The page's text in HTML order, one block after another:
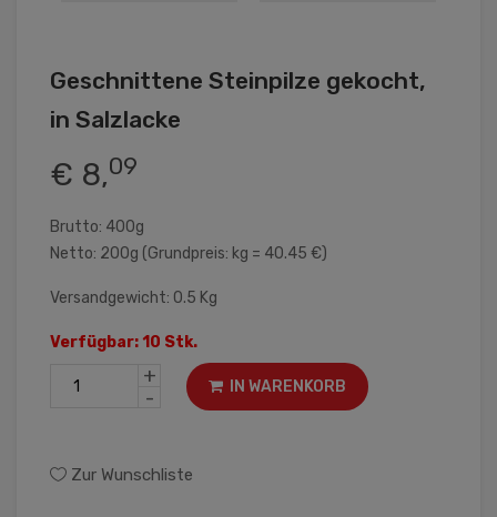
Geschnittene Steinpilze gekocht,
in Salzlacke
€ 8,09
Brutto: 400g
Netto: 200g (Grundpreis: kg = 40.45 €)
Versandgewicht: 0.5 Kg
Verfügbar: 10 Stk.
+
-
IN WARENKORB
Zur Wunschliste